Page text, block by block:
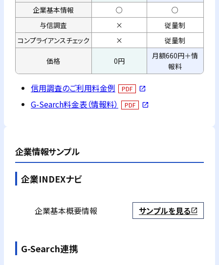
企業基本情報
○
○
与信調査
×
従量制
コンプライアンスチェック × 従量制
価格 0円
月額660円＋情
報料
信用調査のご利用料金例 PDF open_in_new
G-Search料金表（情報料） PDF open_in_new
企業情報サンプル
企業INDEXナビ
企業基本概要情報 サンプルを見るopen_in_new
G-Search連携